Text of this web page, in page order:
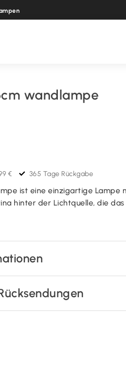
wandlampe
€ 365 Tage Rückgabe
ist eine einzigartige Lampe
hinter der Lichtquelle, die